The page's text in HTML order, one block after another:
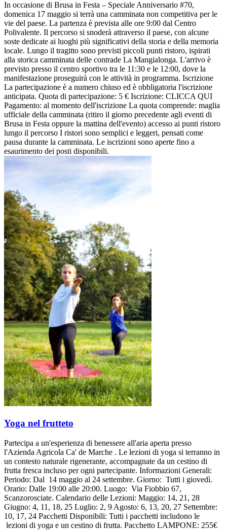
In occasione di Brusa in Festa – Speciale Anniversario #70,
domenica 17 maggio si terrà una camminata non competitiva per le
vie del paese. La partenza è prevista alle ore 9:00 dal Centro
Polivalente. Il percorso si snoderà attraverso il paese, con alcune
soste dedicate ai luoghi più significativi della storia e della memoria
locale. Lungo il tragitto sono previsti piccoli punti ristoro, ispirati
alla storica camminata delle contrade La Mangialonga. L'arrivo è
previsto presso il centro sportivo tra le 11:30 e le 12:00, dove la
manifestazione proseguirà con le attività in programma. Iscrizione
La partecipazione è a numero chiuso ed è obbligatoria l'iscrizione
anticipata. Quota di partecipazione: 5 € Iscrizione: CLICCA QUI
Pagamento: al momento dell'iscrizione La quota comprende: maglia
ufficiale della camminata (ritiro il giorno precedente agli eventi di
Brusa in Festa oppure la mattina dell'evento) accesso ai punti ristoro
lungo il percorso I ristori sono semplici e leggeri, pensati come
pausa durante la camminata. Le iscrizioni sono aperte fino a
esaurimento dei posti disponibili.
Yoga nel frutteto
Partecipa a un'esperienza di benessere all'aria aperta presso
l'Azienda Agricola Ca' de Marche . Le lezioni di yoga si terranno in
un contesto naturale rigenerante, accompagnate da un cestino di
frutta fresca incluso per ogni partecipante. Informazioni Generali:
Periodo: Dal 14 maggio al 24 settembre. Giorno: Tutti i giovedì.
Orario: Dalle 19:00 alle 20:00. Luogo: Via Fiobbio 67,
Scanzorosciate. Calendario delle Lezioni: Maggio: 14, 21, 28
Giugno: 4, 11, 18, 25 Luglio: 2, 9 Agosto: 6, 13, 20, 27 Settembre:
10, 17, 24 Pacchetti Disponibili: Tutti i pacchetti includono le
lezioni di yoga e un cestino di frutta. Pacchetto LAMPONE: 255€